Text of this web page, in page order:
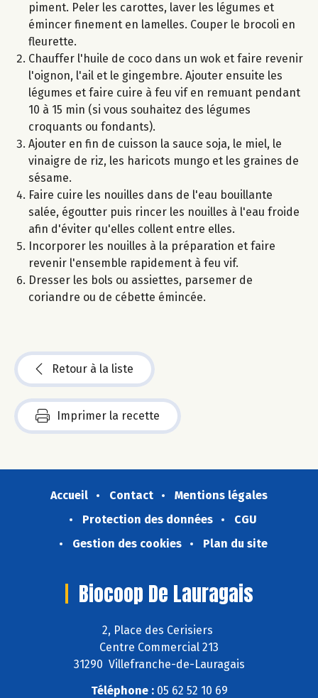
piment. Peler les carottes, laver les légumes et
émincer finement en lamelles. Couper le brocoli en
fleurette.
Chauffer l'huile de coco dans un wok et faire revenir
l'oignon, l'ail et le gingembre. Ajouter ensuite les
légumes et faire cuire à feu vif en remuant pendant
10 à 15 min (si vous souhaitez des légumes
croquants ou fondants).
Ajouter en fin de cuisson la sauce soja, le miel, le
vinaigre de riz, les haricots mungo et les graines de
sésame.
Faire cuire les nouilles dans de l'eau bouillante
salée, égoutter puis rincer les nouilles à l'eau froide
afin d'éviter qu'elles collent entre elles.
Incorporer les nouilles à la préparation et faire
revenir l'ensemble rapidement à feu vif.
Dresser les bols ou assiettes, parsemer de
coriandre ou de cébette émincée.
Retour à la liste
Imprimer la recette
Accueil Contact
Mentions légales
Protection des données
CGU
Gestion des cookies
Plan du site
Biocoop De Lauragais
2, Place des Cerisiers
Centre Commercial 213
31290 Villefranche-de-Lauragais
Téléphone :05 62 52 10 69